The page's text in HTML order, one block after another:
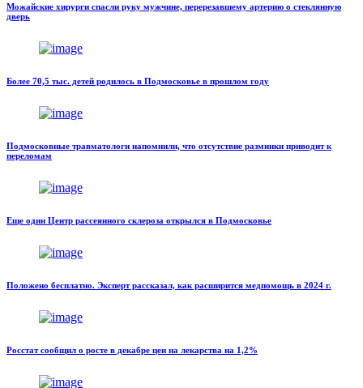
Можайские хирурги спасли руку мужчине, перерезавшему артерию о стеклянную
дверь
Более 70,5 тыс. детей родилось в Подмосковье в прошлом году
Подмосковные травматологи напомнили, что отсутствие разминки приводит к
переломам
Еще один Центр рассеянного склероза открылся в Подмосковье
Положено бесплатно. Эксперт рассказал, как расширится медпомощь в 2024 г.
Росстат сообщил о росте в декабре цен на лекарства на 1,2%